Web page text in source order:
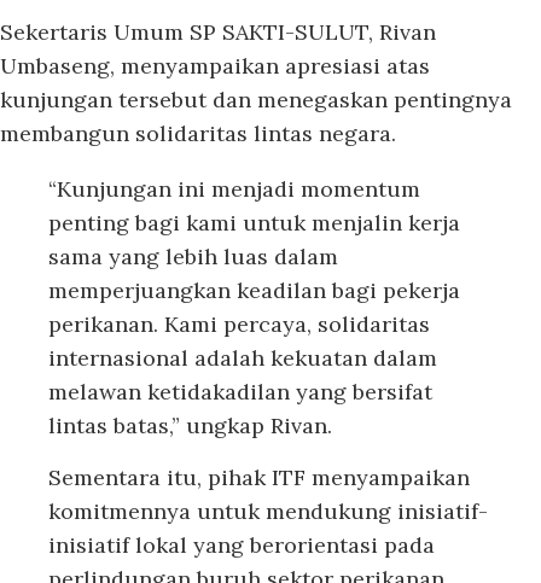
Sekertaris Umum SP SAKTI-SULUT, Rivan
Umbaseng, menyampaikan apresiasi atas
kunjungan tersebut dan menegaskan pentingnya
membangun solidaritas lintas negara.
“Kunjungan ini menjadi momentum
penting bagi kami untuk menjalin kerja
sama yang lebih luas dalam
memperjuangkan keadilan bagi pekerja
perikanan. Kami percaya, solidaritas
internasional adalah kekuatan dalam
melawan ketidakadilan yang bersifat
lintas batas,” ungkap Rivan.
Sementara itu, pihak ITF menyampaikan
komitmennya untuk mendukung inisiatif-
inisiatif lokal yang berorientasi pada